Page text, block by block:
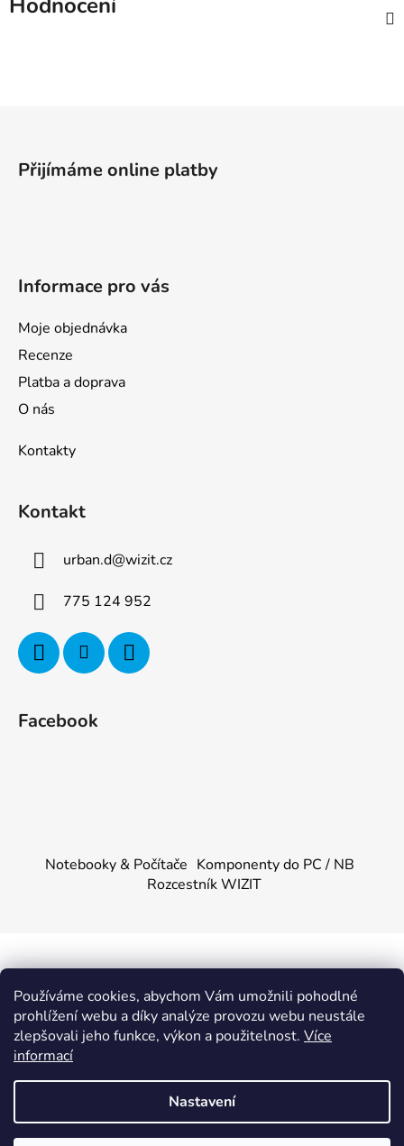
Používáme cookies, abychom Vám umožnili pohodlné
prohlížení webu a díky analýze provozu webu neustále
zlepšovali jeho funkce, výkon a použitelnost. Více
informací
Nastavení
Přijímáme online platby
Informace pro vás
Moje objednávka
Recenze
Platba a doprava
O nás
Kontakty
Kontakt
urban.d@wizit.cz
775 124 952
Facebook
Notebooky & Počítače Komponenty do PC / NB
Rozcestník WIZIT
Copyright 2026KOMPONENTY.NET / WIZIT.EU
Všechna práva vyhrazena.|Obchodní podmínky|Ochrana
osobních údajů
Provozovatel e-shopu: Dalibor Urban, IČ: 88355144,
DIČ: CZ88355144, se sídlem Adámkova 1448, 53901
Hlinsko.
Fyzická osoba je zapsaná v živnostenském rejstříku